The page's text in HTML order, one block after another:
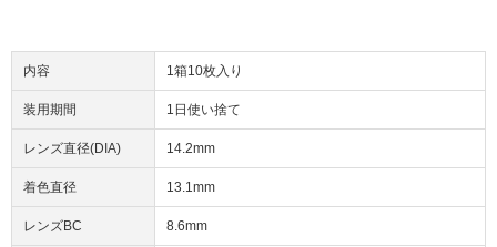
内容 1箱10枚入り
装用期間 1日使い捨て
レンズ直径(DIA) 14.2mm
着色直径 13.1mm
レンズBC 8.6mm